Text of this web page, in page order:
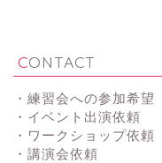
CONTACT
・練習会への参加希望
・イベント出演依頼
・ワークショップ依頼
・講演会依頼